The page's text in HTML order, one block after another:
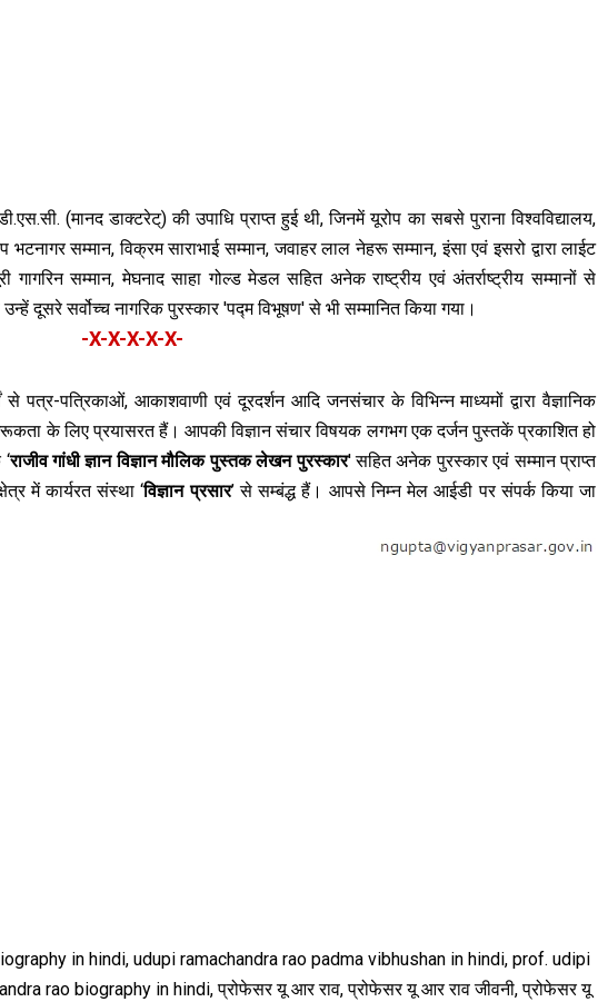
(मानद डाक्टरेट्) की उपाध‍ि प्राप्त हुई थी, जिनमें यूरोप का सबसे पुराना विश्वविद्यालय,
भटनागर सम्मान, विक्रम साराभाई सम्मान, जवाहर लाल नेहरू सम्मान, इंसा एवं इसरो द्वारा लाईट
गागरिन सम्मान, मेघनाद साहा गोल्ड मेडल सहित अनेक राष्ट्रीय एवं अंतर्राष्ट्रीय सम्मानों से
दूसरे सर्वोच्च नागरिक पुरस्कार 'पद्म विभूषण' से भी सम्मानित किया गया।
-X-X-X-X-X-
पत्र-पत्रिकाओं, आकाशवाणी एवं दूरदर्शन आदि जनसंचार के विभिन्न माध्यमों द्वारा वैज्ञानिक
के लिए प्रयासरत हैं। आपकी विज्ञान संचार विषयक लगभग एक दर्जन पुस्तकें प्रकाश‍ित हो
राजीव गांधी ज्ञान विज्ञान मौलिक पुस्तक लेखन पुरस्कार' सहित अनेक पुरस्कार एवं सम्मान प्राप्त
में कार्यरत संस्था ‘विज्ञान प्रसार’ से सम्बंद्ध हैं। आपसे निम्न मेल आईडी पर संपर्क किया जा
in hindi, udupi ramachandra rao padma vibhushan in hindi, prof. udipi
rao biography in hindi, प्रोफेसर यू आर राव, प्रोफेसर यू आर राव जीवनी, प्रोफेसर यू